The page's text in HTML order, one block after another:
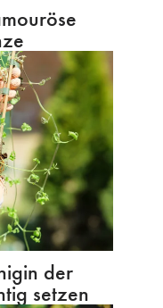
der
setzen